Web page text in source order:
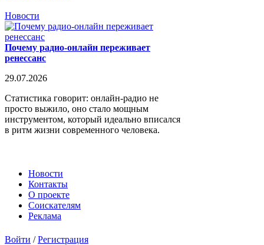
Новости
Почему радио-онлайн переживает
ренессанс
29.07.2026
Статистика говорит: онлайн-радио не
просто выжило, оно стало мощным
инструментом, который идеально вписался
в ритм жизни современного человека.
Новости
Контакты
О проекте
Соискателям
Реклама
Войти /Регистрация